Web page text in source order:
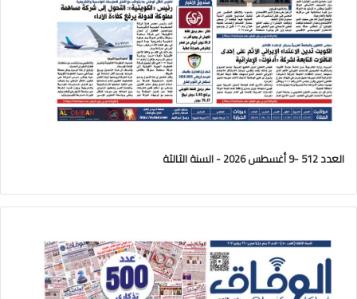
العدد 512 -9 أغسطس 2026 - السنة الثالثة